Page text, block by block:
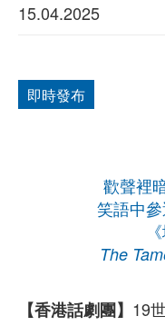
15.04.2025
即時發布
歡聲裡
笑語中
The
【香港話劇團】 19